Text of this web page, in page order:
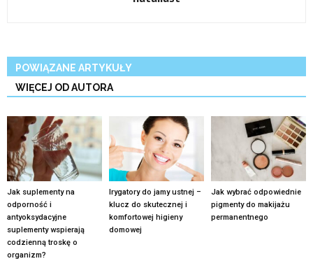
POWIĄZANE ARTYKUŁY
WIĘCEJ OD AUTORA
Jak suplementy na
odporność i
antyoksydacyjne
suplementy wspierają
codzienną troskę o
organizm?
Irygatory do jamy ustnej –
klucz do skutecznej i
komfortowej higieny
domowej
Jak wybrać odpowiednie
pigmenty do makijażu
permanentnego